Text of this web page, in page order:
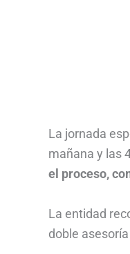
La jornada
mañana y las
el proceso,
La entidad
doble